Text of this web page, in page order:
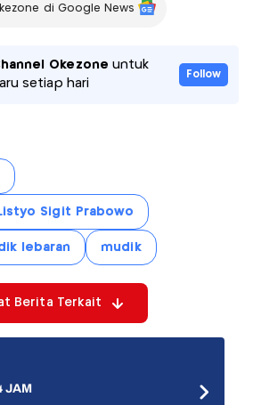
di Google News
Okezone untuk
setiap hari
Follow
Sigit Prabowo
lebaran mudik
Berita Terkait
JAM